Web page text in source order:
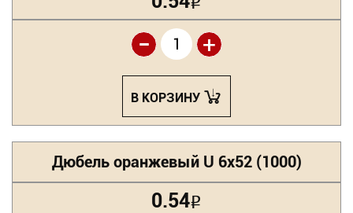
Р
+
-
В КОРЗИНУ
Дюбель оранжевый U 6х52 (1000)
0.54Р